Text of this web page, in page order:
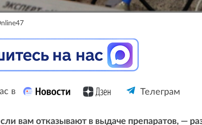
в Телеграм
вам отказывают в выдаче препаратов, —